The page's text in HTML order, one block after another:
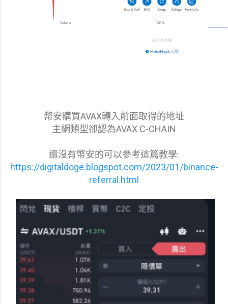
幣安購買AVAX轉入前面取得的地址
主網類型卻認為AVAX C-CHAIN
還沒有幣安的可以參考這篇教學:
https://digitaldoge.blogspot.com/2023/01/binance-
referral.html